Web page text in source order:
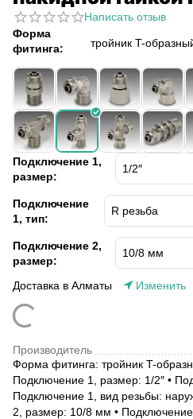
Написать отзыв
Форма
фитинга:
тройник T-
Подключение 1,
размер:
Подключение
1, тип:
Подключение 2,
размер:
Доставка в Алматы
Изменить
Производитель
Форма фитинга: тройник T-
Подключение 1, размер: 1/2″ •
Подключение 1, вид резьбы:
2, размер: 10/8 мм • Подключение